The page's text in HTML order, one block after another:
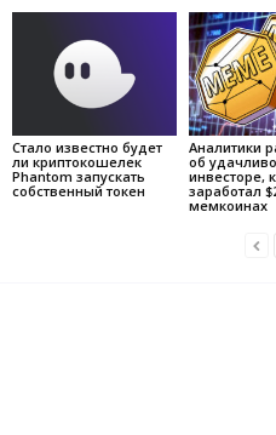
Стало известно будет
ли криптокошелек
Phantom запускать
собственный токен
Аналитики
об
инвесторе,
заработал
мемкоинах